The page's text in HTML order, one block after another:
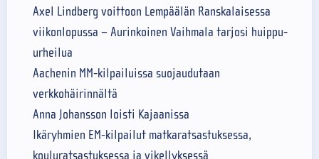
Axel Lindberg voittoon Lempäälän Ranskalaisessa
viikonlopussa – Aurinkoinen Vaihmala tarjosi huippu-
urheilua
Aachenin MM-kilpailuissa suojaudutaan
verkkohäirinnältä
Anna Johansson loisti Kajaanissa
Ikäryhmien EM-kilpailut matkaratsastuksessa,
kouluratsastuksessa ja vikellyksessä